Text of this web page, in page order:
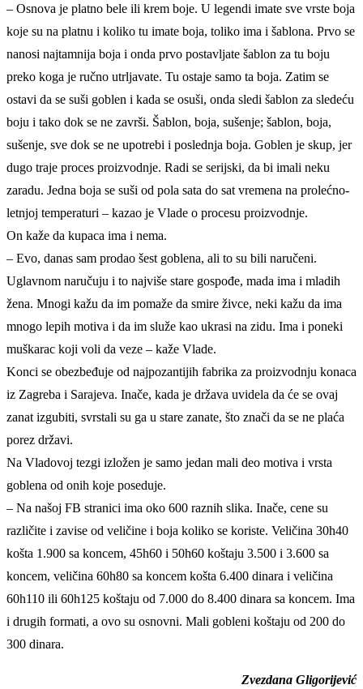
– Osnova je platno bele ili krem boje. U legendi imate sve vrste boja
koje su na platnu i koliko tu imate boja, toliko ima i šablona. Prvo se
nanosi najtamnija boja i onda prvo postavljate šablon za tu boju
preko koga je ručno utrljavate. Tu ostaje samo ta boja. Zatim se
ostavi da se suši goblen i kada se osuši, onda sledi šablon za sledeću
boju i tako dok se ne završi. Šablon, boja, sušenje; šablon, boja,
sušenje, sve dok se ne upotrebi i poslednja boja. Goblen je skup, jer
dugo traje proces proizvodnje. Radi se serijski, da bi imali neku
zaradu. Jedna boja se suši od pola sata do sat vremena na prolećno-
letnjoj temperaturi – kazao je Vlade o procesu proizvodnje.
On kaže da kupaca ima i nema.
– Evo, danas sam prodao šest goblena, ali to su bili naručeni.
Uglavnom naručuju i to najviše stare gospođe, mada ima i mladih
žena. Mnogi kažu da im pomaže da smire živce, neki kažu da ima
mnogo lepih motiva i da im služe kao ukrasi na zidu. Ima i poneki
muškarac koji voli da veze – kaže Vlade.
Konci se obezbeđuje od najpozantijih fabrika za proizvodnju konaca
iz Zagreba i Sarajeva. Inače, kada je država uvidela da će se ovaj
zanat izgubiti, svrstali su ga u stare zanate, što znači da se ne plaća
porez državi.
Na Vladovoj tezgi izložen je samo jedan mali deo motiva i vrsta
goblena od onih koje poseduje.
– Na našoj FB stranici ima oko 600 raznih slika. Inače, cene su
različite i zavise od veličine i boja koliko se koriste. Veličina 30h40
košta 1.900 sa koncem, 45h60 i 50h60 koštaju 3.500 i 3.600 sa
koncem, veličina 60h80 sa koncem košta 6.400 dinara i veličina
60h110 ili 60h125 koštaju od 7.000 do 8.400 dinara sa koncem. Ima
i drugih formati, a ovo su osnovni. Mali gobleni koštaju od 200 do
300 dinara.
Zvezdana Gligorijević